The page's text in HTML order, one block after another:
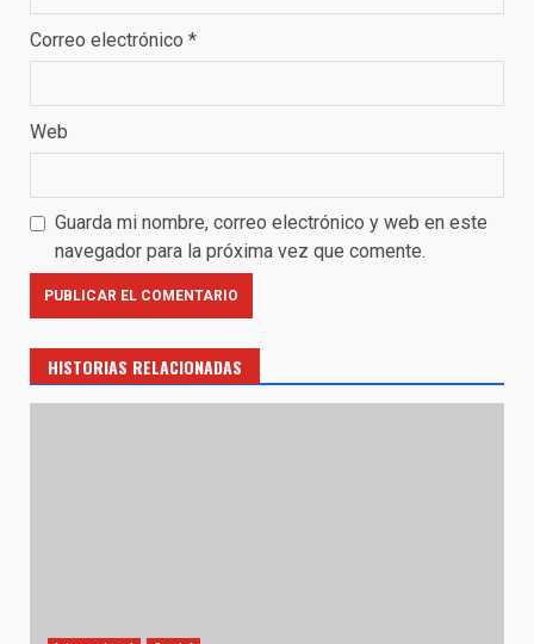
Correo electrónico *
Web
Guarda mi nombre, correo electrónico y web en este
navegador para la próxima vez que comente.
HISTORIAS RELACIONADAS